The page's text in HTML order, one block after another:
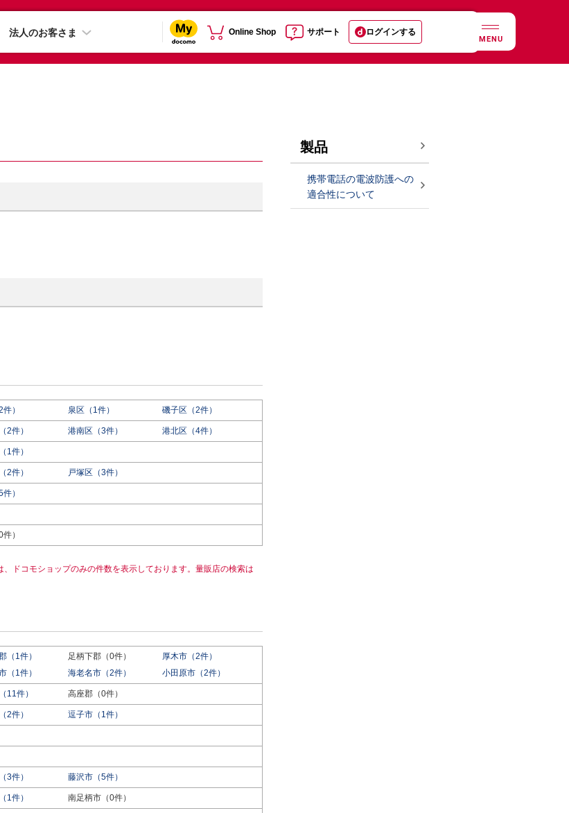
法人のお客さま Online Shop サポート ログインする
MENU
） 泉区（1件） 磯子区（2件）
2件） 港南区（3件） 港北区（4件）
1件）
2件） 戸塚区（3件）
）
）
ドコモショップのみの件数を表示しております。量販店の検索は
（1件） 足柄下郡（0件）
厚木市（2件）
（1件） 海老名市（2件） 小田原市（2件）
11件） 高座郡（0件）
2件） 逗子市（1件）
3件） 藤沢市（5件）
1件） 南足柄市（0件）
製品
携帯電話の電波防護への
適合性について